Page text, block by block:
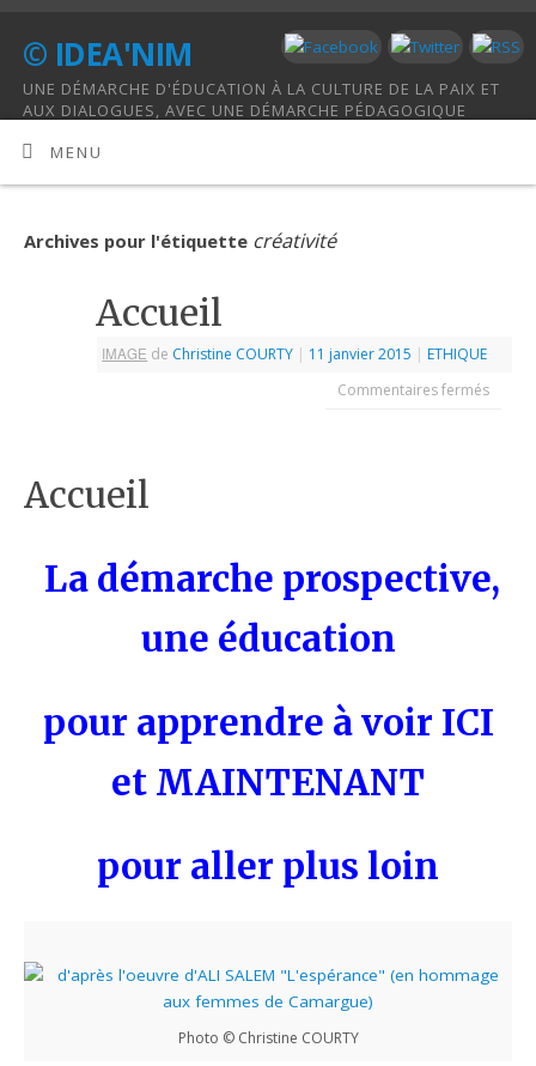
© IDEA'NIM
UNE DÉMARCHE D'ÉDUCATION À LA CULTURE DE LA PAIX ET
AUX DIALOGUES, AVEC UNE DÉMARCHE PÉDAGOGIQUE
MENU
Archives pour l'étiquette créativité
Accueil
IMAGE de Christine COURTY | 11 janvier 2015 | ETHIQUE
Commentaires fermés
Accueil
La démarche prospective,
une éducation
pour apprendre à voir ICI
et MAINTENANT
pour aller plus loin
Photo © Christine COURTY